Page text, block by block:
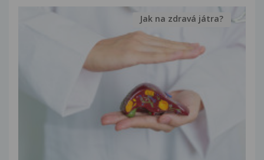
Jak na zdravá játra?